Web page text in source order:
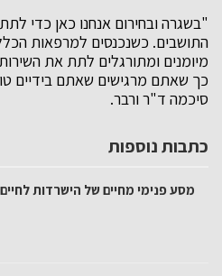
"בשגרה ובחירום אנחנו כאן כדי
התושבים. כשנכנסים למרפאות
מיומנים ומתורגלים לתת את
כך שאתם מרגישים שאתם בידיים
סיכמה ד"ר ורבר.
כתבות נוספות
מסע פנימי מחיים של הישרדות